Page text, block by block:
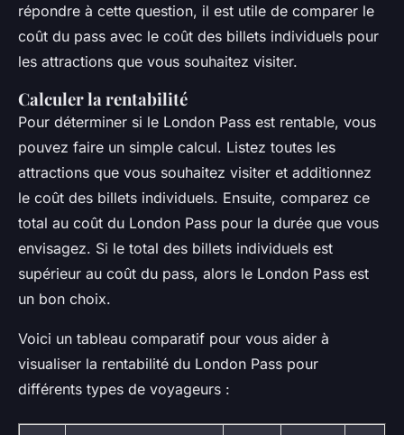
répondre à cette question, il est utile de comparer le
coût du pass avec le coût des billets individuels pour
les attractions que vous souhaitez visiter.
Calculer la rentabilité
Pour déterminer si le London Pass est rentable, vous
pouvez faire un simple calcul. Listez toutes les
attractions que vous souhaitez visiter et additionnez
le coût des billets individuels. Ensuite, comparez ce
total au coût du London Pass pour la durée que vous
envisagez. Si le total des billets individuels est
supérieur au coût du pass, alors le London Pass est
un bon choix.
Voici un tableau comparatif pour vous aider à
visualiser la rentabilité du London Pass pour
différents types de voyageurs :